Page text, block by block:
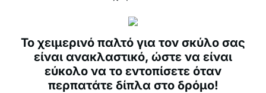
Το χειμερινό παλτό για τον σκύλο σας
είναι ανακλαστικό, ώστε να είναι
εύκολο να το εντοπίσετε όταν
περπατάτε δίπλα στο δρόμο!